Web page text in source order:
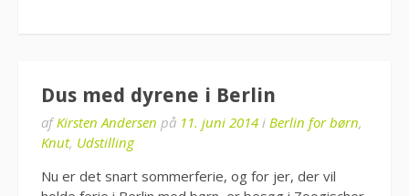
Dus med dyrene i Berlin
afKirsten Andersen på 11. juni 2014 i Berlin for børn,
Knut, Udstilling
Nu er det snart sommerferie, og for jer, der vil